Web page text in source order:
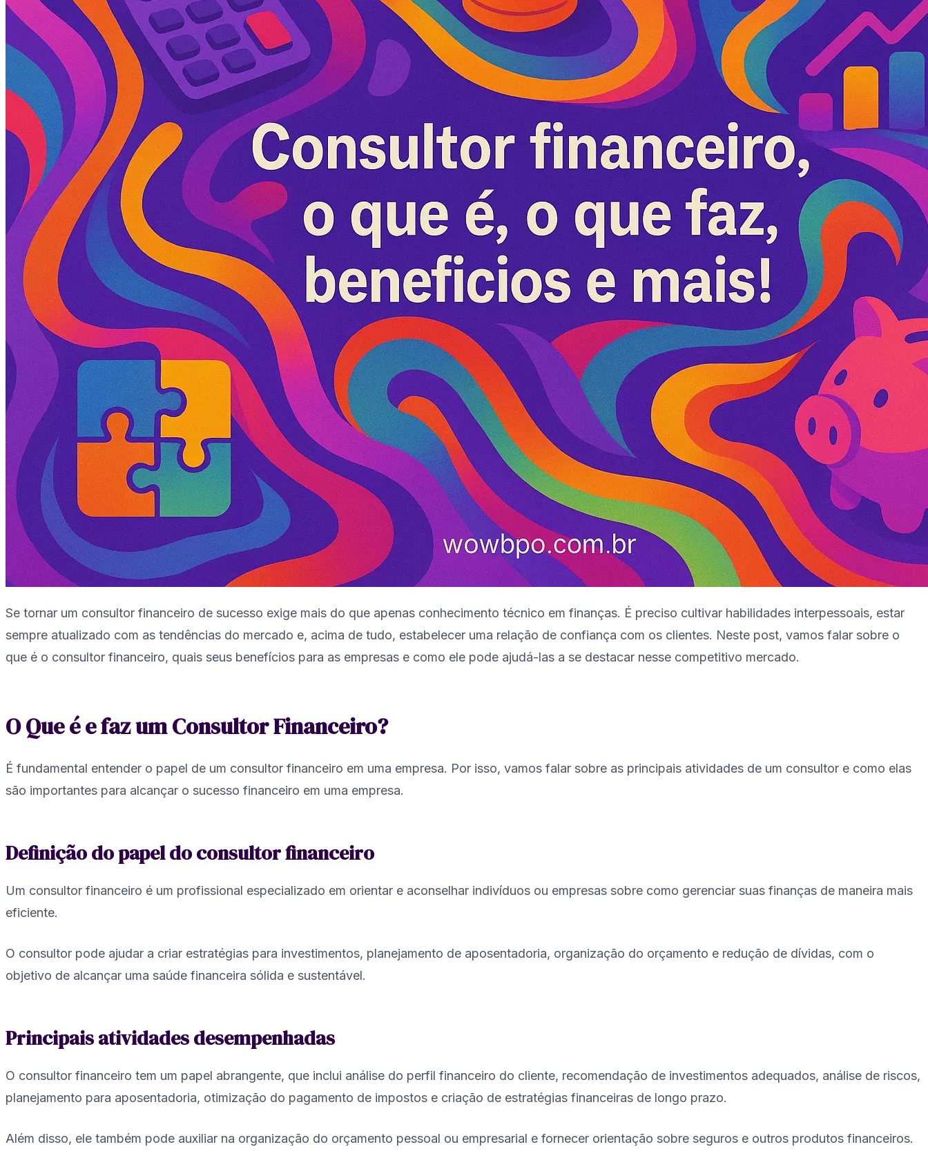
Se tornar um consultor financeiro de sucesso exige mais do que apenas conhecimento técnico em finanças. É preciso cultivar habilidades interpessoais, estar
sempre atualizado com as tendências do mercado e, acima de tudo, estabelecer uma relação de confiança com os clientes. Neste post, vamos falar sobre o
que é o consultor financeiro, quais seus benefícios para as empresas e como ele pode ajudá-las a se destacar nesse competitivo mercado.
O Que é e faz um Consultor Financeiro?
É fundamental entender o papel de um consultor financeiro em uma empresa. Por isso, vamos falar sobre as principais atividades de um consultor e como elas
são importantes para alcançar o sucesso financeiro em uma empresa.
Definição do papel do consultor financeiro
Um consultor financeiro é um profissional especializado em orientar e aconselhar indivíduos ou empresas sobre como gerenciar suas finanças de maneira mais
eficiente.
O consultor pode ajudar a criar estratégias para investimentos, planejamento de aposentadoria, organização do orçamento e redução de dívidas, com o
objetivo de alcançar uma saúde financeira sólida e sustentável.
Principais atividades desempenhadas
O consultor financeiro tem um papel abrangente, que inclui análise do perfil financeiro do cliente, recomendação de investimentos adequados, análise de riscos,
planejamento para aposentadoria, otimização do pagamento de impostos e criação de estratégias financeiras de longo prazo.
Além disso, ele também pode auxiliar na organização do orçamento pessoal ou empresarial e fornecer orientação sobre seguros e outros produtos financeiros.